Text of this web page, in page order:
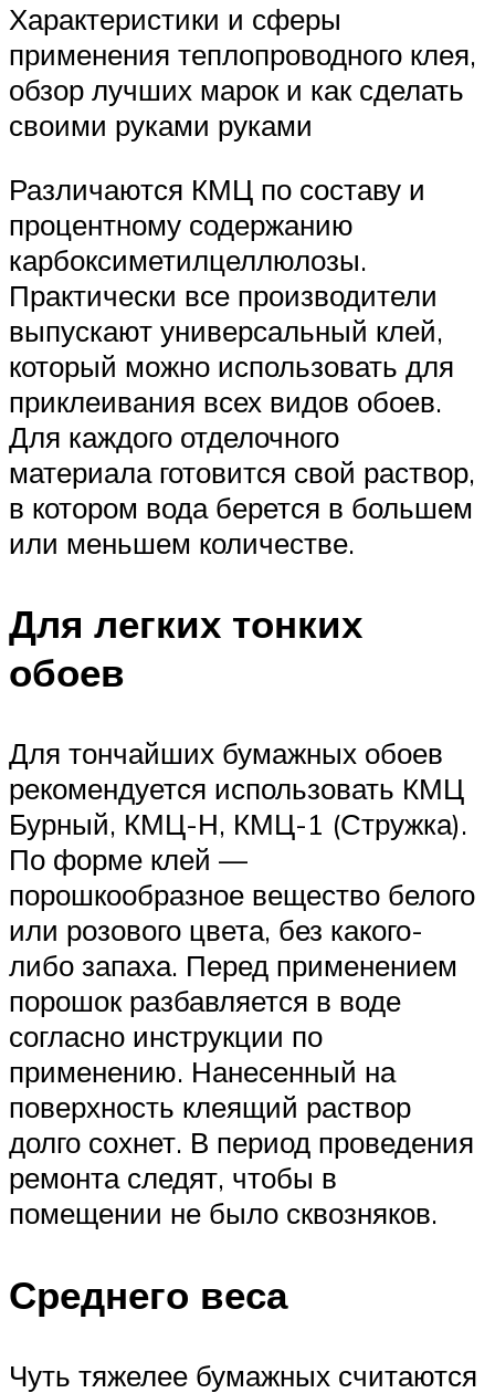
Характеристики и сферы
применения теплопроводного клея,
обзор лучших марок и как сделать
своими руками руками
Различаются КМЦ по составу и
процентному содержанию
карбоксиметилцеллюлозы.
Практически все производители
выпускают универсальный клей,
который можно использовать для
приклеивания всех видов обоев.
Для каждого отделочного
материала готовится свой раствор,
в котором вода берется в большем
или меньшем количестве.
Для легких тонких
обоев
Для тончайших бумажных обоев
рекомендуется использовать КМЦ
Бурный, КМЦ-Н, КМЦ-1 (Стружка).
По форме клей —
порошкообразное вещество белого
или розового цвета, без какого-
либо запаха. Перед применением
порошок разбавляется в воде
согласно инструкции по
применению. Нанесенный на
поверхность клеящий раствор
долго сохнет. В период проведения
ремонта следят, чтобы в
помещении не было сквозняков.
Среднего веса
Чуть тяжелее бумажных считаются